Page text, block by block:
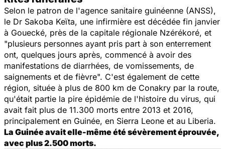
Selon le patron de l'agence sanitaire guinéenne (ANSS),
le Dr Sakoba Keïta, une infirmière est décédée fin janvier
à Gouecké, près de la capitale régionale Nzérékoré, et
"plusieurs personnes ayant pris part à son enterrement
ont, quelques jours après, commencé à avoir des
manifestations de diarrhées, de vomissements, de
saignements et de fièvre". C'est également de cette
région, située à plus de 800 km de Conakry par la route,
qu'était partie la pire épidémie de l'histoire du virus, qui
avait fait plus de 11.300 morts entre 2013 et 2016,
principalement en Guinée, en Sierra Leone et au Liberia.
La Guinée avait elle-même été sévèrement éprouvée,
avec plus 2.500 morts.